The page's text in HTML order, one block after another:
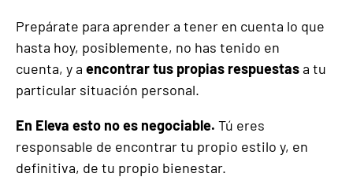
Prepárate para aprender a tener en cuenta lo que
hasta hoy, posiblemente, no has tenido en
cuenta, y a encontrartus propias respuestasa tu
particular situación personal.
En Eleva esto no es negociable. Tú eres
responsable de encontrar tu propio estilo y, en
definitiva, de tu propio bienestar.